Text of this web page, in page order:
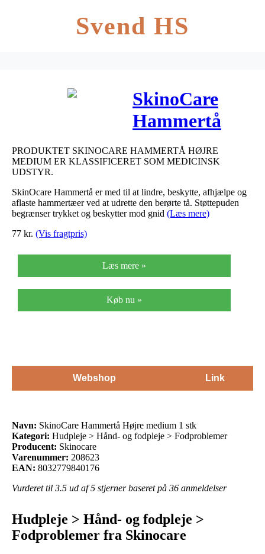
Svend HS
SkinoCare
Hammertå
Højre medium
1 stk
PRODUKTET SKINOCARE HAMMERTÅ HØJRE
MEDIUM ER KLASSIFICERET SOM MEDICINSK
UDSTYR.
SkinOcare Hammertå er med til at lindre, beskytte, afhjælpe og
aflaste hammertæer ved at udrette den berørte tå. Støttepuden
begrænser trykket og beskytter mod gnid (Læs mere)
77 kr. (Vis fragtpris)
Læs mere »
Køb nu »
Webshop Link
Navn: SkinoCare Hammertå Højre medium 1 stk
Kategori: Hudpleje > Hånd- og fodpleje > Fodproblemer
Producent: Skinocare
Varenummer: 208623
EAN: 8032779840176
Vurderet til 3.5 ud af 5 stjerner baseret på 36 anmeldelser
Hudpleje > Hånd- og fodpleje >
Fodproblemer fra Skinocare